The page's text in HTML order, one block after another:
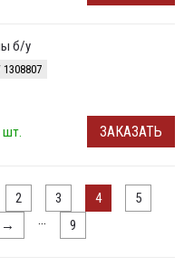
б/у
шт. ЗАКАЗАТЬ
2 3 4
5
→ ... 9